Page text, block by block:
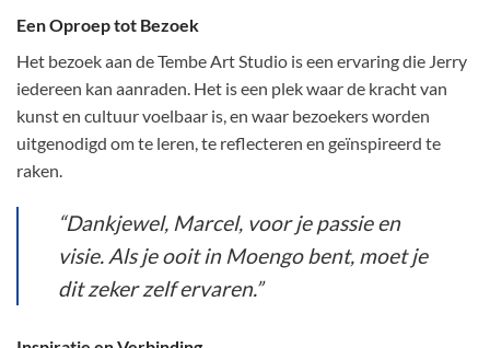
Een Oproep tot Bezoek
Het bezoek aan de Tembe Art Studio is een ervaring die Jerry
iedereen kan aanraden. Het is een plek waar de kracht van
kunst en cultuur voelbaar is, en waar bezoekers worden
uitgenodigd om te leren, te reflecteren en geïnspireerd te
raken.
“Dankjewel, Marcel, voor je passie en
visie. Als je ooit in Moengo bent, moet je
dit zeker zelf ervaren.”